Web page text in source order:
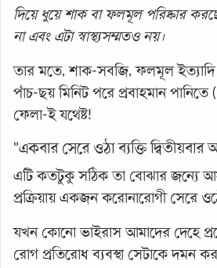
দিয়ে ধুয়ে শাক বা ফলমূল পরিষ্কার
না এবং এটা স্বাস্থ্যসম্মতও নয়।
তার মতে, শাক-সবজি, ফলমূল ইত্যাদি
পাঁচ-ছয় মিনিট পরে প্রবাহমান পানিতে
ফেলা-ই যথেষ্ট!
"একবার সেরে ওঠা ব্যক্তি দ্বিতীয়বার
এটি কতটুকু সঠিক তা বোঝার জন্যে
প্রক্রিয়ায় একজন করোনারোগী সেরে
যখন কোনো ভাইরাস আমাদের দেহে
রোগ প্রতিরোধ ব্যবস্থা সেটাকে দমন